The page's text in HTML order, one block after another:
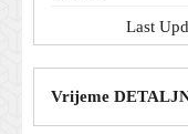
Last
Vrijeme